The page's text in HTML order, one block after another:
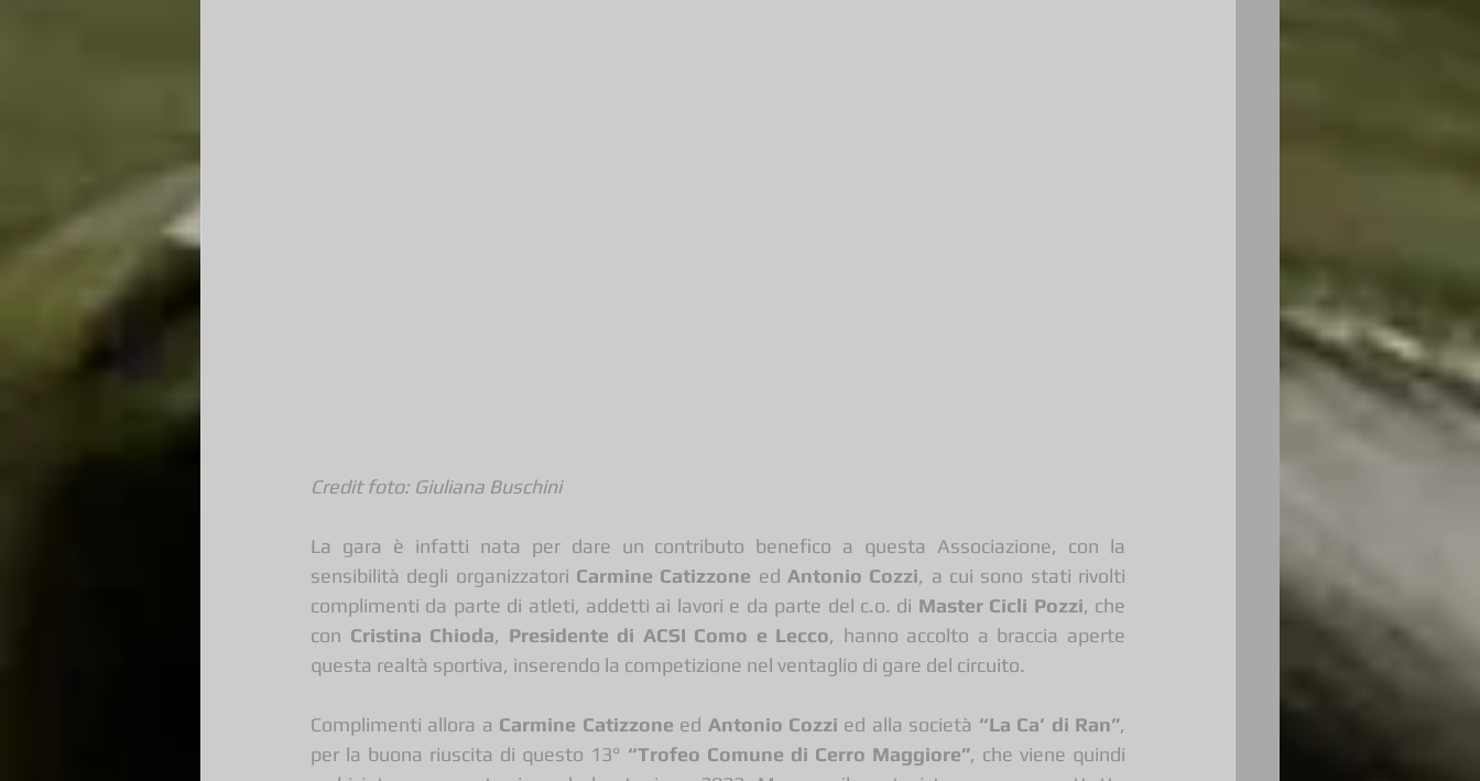
Credit foto: Giuliana Buschini
La gara è infatti nata per dare un contributo benefico a questa Associazione, con la
sensibilità degli organizzatori Carmine Catizzone ed Antonio Cozzi, a cui sono stati rivolti
complimenti da parte di atleti, addetti ai lavori e da parte del c.o. di Master Cicli Pozzi, che
con Cristina Chioda, Presidente di ACSI Como e Lecco, hanno accolto a braccia aperte
questa realtà sportiva, inserendo la competizione nel ventaglio di gare del circuito.
Complimenti allora a Carmine Catizzone ed Antonio Cozzi ed alla società “La Ca’ di Ran”,
per la buona riuscita di questo 13° “Trofeo Comune di Cerro Maggiore”, che viene quindi